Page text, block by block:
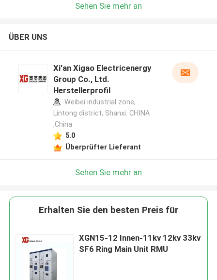
Sehen Sie mehr an
ÜBER UNS
Xi'an Xigao Electricenergy
Group Co., Ltd.
Herstellerprofil
Weibei industrial zone,
Lintong district, Shanxi. CHINA
,China
5.0
Überprüfter Lieferant
Sehen Sie mehr an
Erhalten Sie den besten Preis für
XGN15-12 Innen-11kv 12kv 33kv
SF6 Ring Main Unit RMU